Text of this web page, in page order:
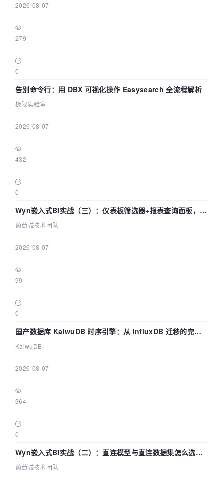
2026-08-07
279
0
告别命令行：用 DBX 可视化操作 Easysearch 全流程解析
极限实验室
2026-08-07
432
0
Wyn嵌入式BI实战（三）：仪表板筛选器+报表查询面板，参
数联动全闭环
葡萄城技术团队
2026-08-07
99
0
国产数据库 KaiwuDB 时序引擎：从 InfluxDB 迁移的完整
技术路径
KaiwuDB
2026-08-07
364
0
Wyn嵌入式BI实战（二）：直连模型与直连数据集怎么选，
参数为什么不生效？| 葡萄城技术团队
葡萄城技术团队